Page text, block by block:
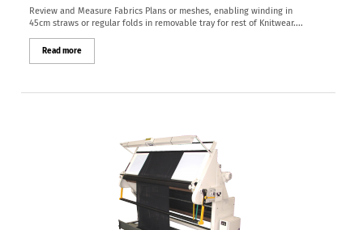
Review and Measure Fabrics Plans or meshes, enabling winding in
45cm straws or regular folds in removable tray for rest of Knitwear....
Read more